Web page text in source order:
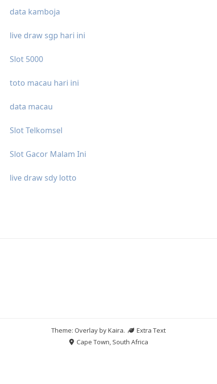
data kamboja
live draw sgp hari ini
Slot 5000
toto macau hari ini
data macau
Slot Telkomsel
Slot Gacor Malam Ini
live draw sdy lotto
Theme: Overlay byKaira.
Extra Text
Cape Town, South Africa